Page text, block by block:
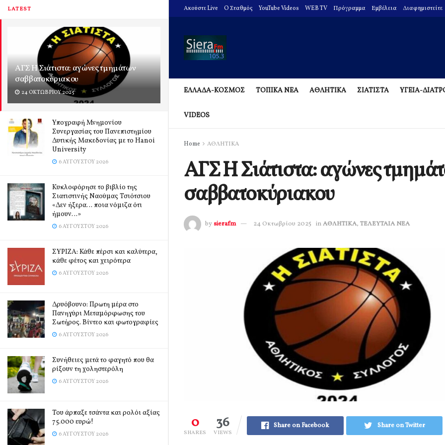
LATEST
ΑΓΣ Η Σιάτιστα: αγώνες τμημάτων
σαββατοκύριακου
24 ΟΚΤΩΒΡΊΟΥ 2025
Υπογραφή Μνημονίου
Συνεργασίας του Πανεπιστημίου
Δυτικής Μακεδονίας με το Hanoi
University
6 ΑΥΓΟΎΣΤΟΥ 2026
Κυκλοφόρησε το βιβλίο της
Σιατιστινής Ναούμας Τσιότσιου
«Δεν ήξερα… ποια νόμιζα ότι
ήμουν…»
6 ΑΥΓΟΎΣΤΟΥ 2026
ΣΥΡΙΖΑ: Κάθε πέρσι και καλύτερα,
κάθε φέτος και χειρότερα
6 ΑΥΓΟΎΣΤΟΥ 2026
Δρυόβουνο: Πρωτη μέρα στο
Πανηγύρι Μεταμόρφωσης του
Σωτήρος. Βίντεο και φωτογραφίες
6 ΑΥΓΟΎΣΤΟΥ 2026
Συνήθειες μετά το φαγητό που θα
ρίξουν τη χοληστερόλη
6 ΑΥΓΟΎΣΤΟΥ 2026
Του άρπαξε τσάντα και ρολόι αξίας
75.000 ευρώ!
6 ΑΥΓΟΎΣΤΟΥ 2026
Ακούστε Live O Σταθμός YouTube Videos WEB TV Πρόγραμμα Εμβέλεια Διαφημιστείτε
ΕΛΛΑΔΑ-ΚΟΣΜΟΣ ΤΟΠΙΚΑ ΝΕΑ ΑΘΛΗΤΙΚΑ ΣΙΑΤΙΣΤΑ ΥΓΕΙΑ-
VIDEOS
Home ΑΘΛΗΤΙΚΑ
ΑΓΣ Η Σιάτιστα: αγώνες
σαββατοκύριακου
by sierafm 24 Οκτωβρίου 2025 inΑΘΛΗΤΙΚΑ, ΤΕΛΕΥΤΑΙΑ ΝΕΑ
0
SHARES
36
VIEWS
Share on Facebook Share on Twitter